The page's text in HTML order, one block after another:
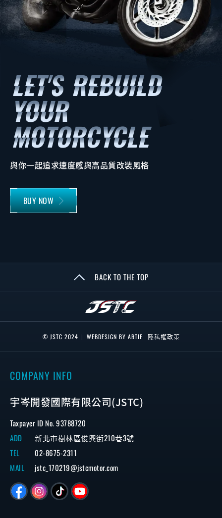
與你一起追求速度感與高品質改裝風格
BUY NOW
BACK TO THE TOP
© JSTC 2024 | WEBDESIGN BY ARTIE 隱私權政策
COMPANY INFO
宇岑開發國際有限公司(JSTC)
Taxpayer ID No. 93788720
ADD
新北市樹林區俊興街210巷3號
TEL
02-8675-2311
MAIL
jstc_170219@jstcmotor.com